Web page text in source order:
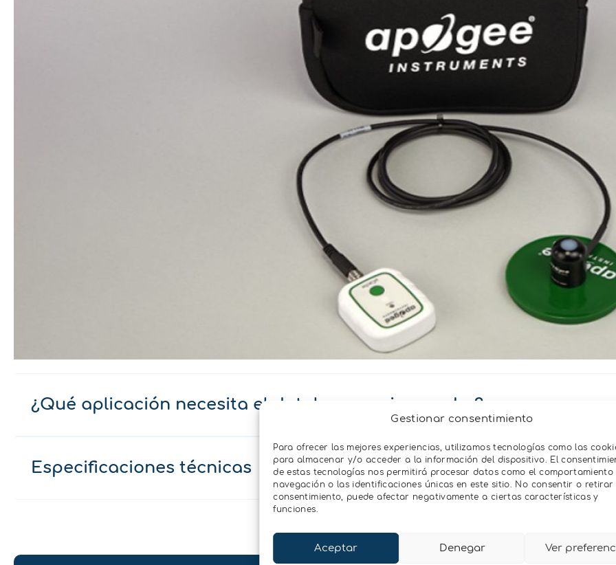
Gestionar consentimiento
Para ofrecer las mejores experiencias, utilizamos tecnologías como las
para almacenar y/o acceder a la información del dispositivo. El
de estas tecnologías nos permitirá procesar datos como el comportamiento
navegación o las identificaciones únicas en este sitio. No consentir o retirar
consentimiento, puede afectar negativamente a ciertas características y
funciones.
Aceptar Denegar Ver
¿Qué aplicación necesita el datalogger microcache?
Especificaciones técnicas